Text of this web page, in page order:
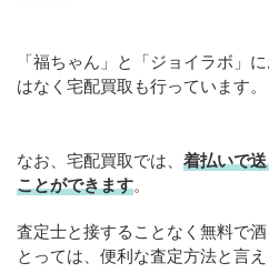
「福ちゃん」と「ジョイラボ」
はなく宅配買取も行っています。
なお、宅配買取では、 着払いで
ことができます。
査定士と接することなく無料で
とっては、便利な査定方法と言え